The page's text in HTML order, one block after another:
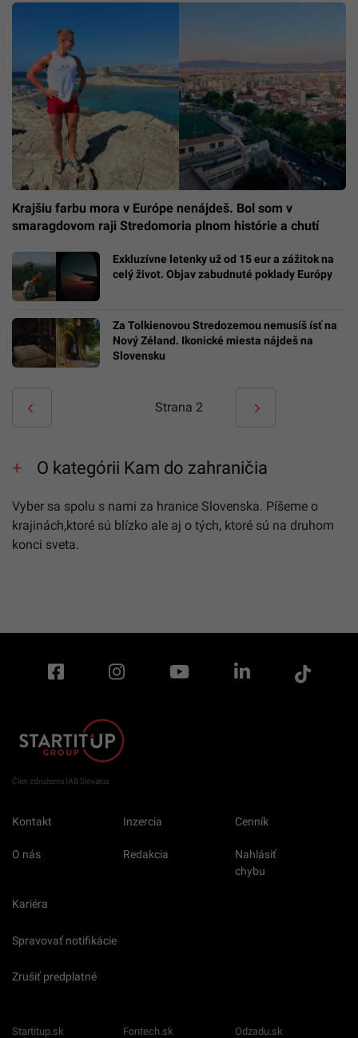
Krajšiu farbu mora v Európe nenájdeš. Bol som v
smaragdovom raji Stredomoria plnom histórie a chutí
Exkluzívne letenky už od 15 eur a zážitok na
celý život. Objav zabudnuté poklady Európy
Za Tolkienovou Stredozemou nemusíš ísť na
Nový Zéland. Ikonické miesta nájdeš na
Slovensku
Strana 2
O kategórii Kam do zahraničia
Vyber sa spolu s nami za hranice Slovenska. Píšeme o
krajinách,ktoré sú blízko ale aj o tých, ktoré sú na druhom
konci sveta.
Člen združenia IAB Slovakia
Kontakt Inzercia Cenník
O nás Redakcia
Nahlásiť
chybu
Kariéra
Spravovať notifikácie
Zrušiť predplatné
Startitup.sk Fontech.sk Odzadu.sk